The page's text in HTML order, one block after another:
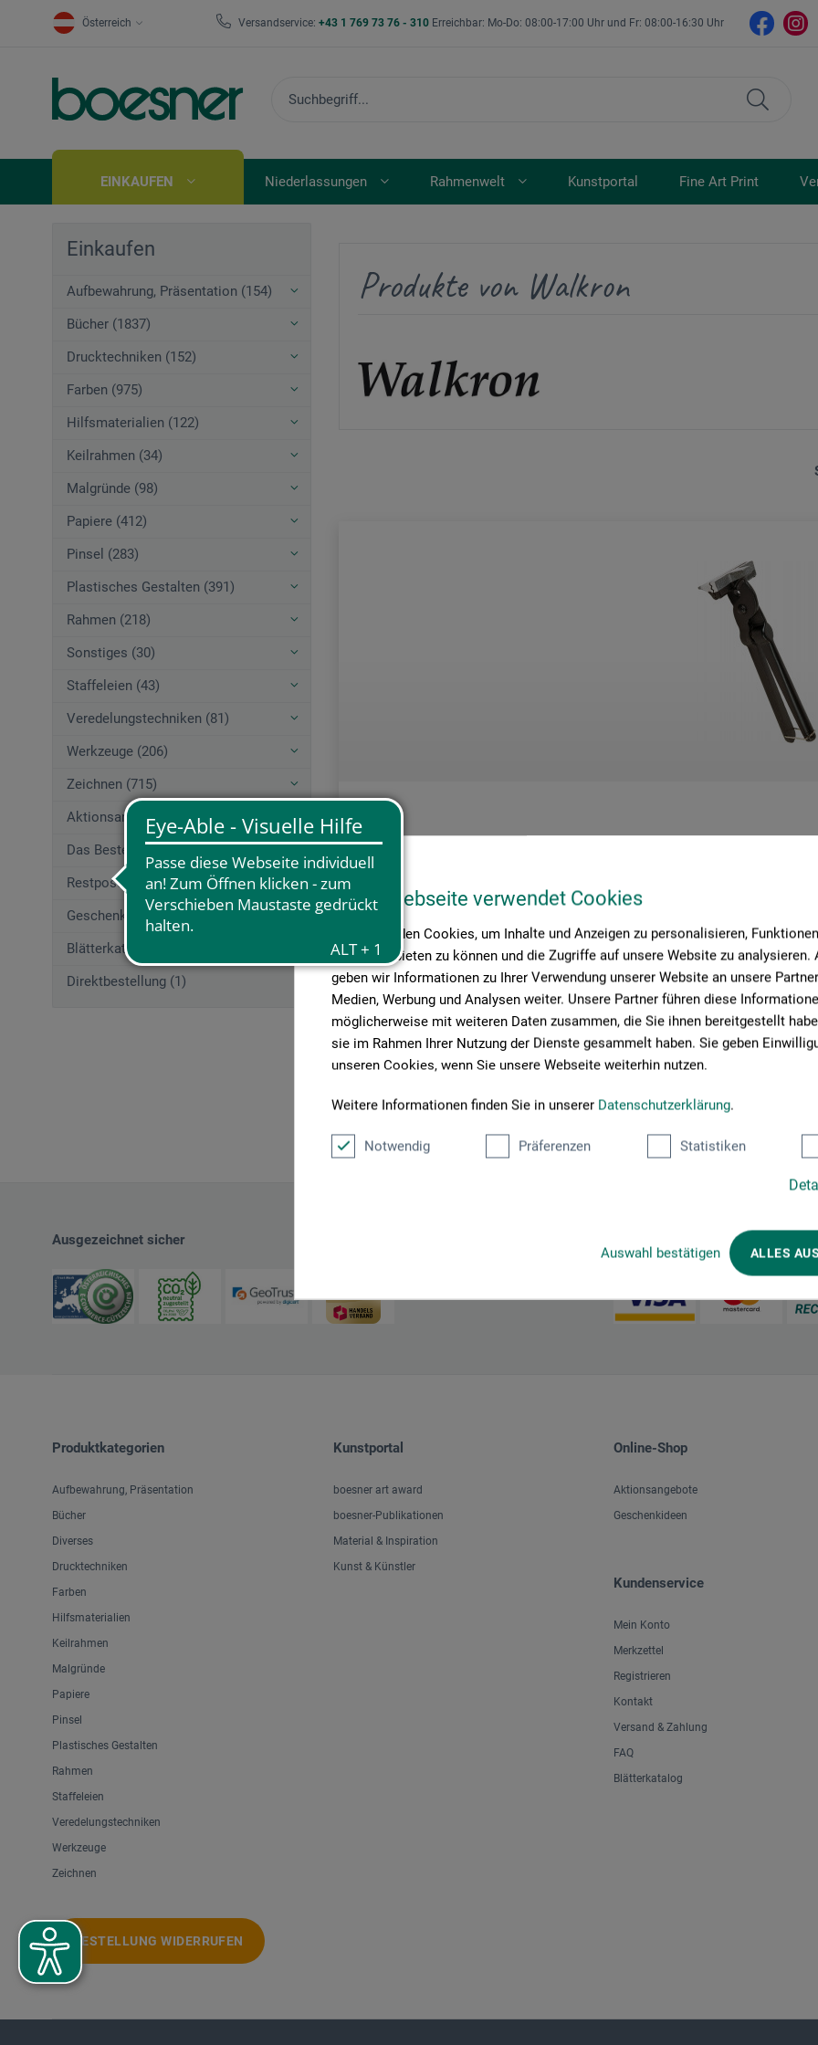
Diese Webseite verwendet Cookies
Wir verwenden Cookies, um Inhalte und Anzeigen zu personalisieren,
Medien anbieten zu können und die Zugriffe auf unsere Website zu analysieren.
geben wir Informationen zu Ihrer Verwendung unserer Website an unsere
Medien, Werbung und Analysen weiter. Unsere Partner führen diese
möglicherweise mit weiteren Daten zusammen, die Sie ihnen bereitgestellt
sie im Rahmen Ihrer Nutzung der Dienste gesammelt haben. Sie geben
unseren Cookies, wenn Sie unsere Webseite weiterhin nutzen.
Weitere Informationen finden Sie in unserer Datenschutzerklärung.
Notwendig Präferenzen Statistiken
Auswahl bestätigen ALLES
Österreich Versandservice: +43 1 769 73 76 - 310 Erreichbar: Mo-Do: 08:00-17:00 Uhr und Fr: 08:00-16:30 Uhr
EINKAUFEN Niederlassungen Rahmenwelt Kunstportal Fine Art Print
Einkaufen
Aufbewahrung, Präsentation (154)
Bücher (1837)
Drucktechniken (152)
Farben (975)
Hilfsmaterialien (122)
Keilrahmen (34)
Malgründe (98)
Papiere (412)
Pinsel (283)
Plastisches Gestalten (391)
Rahmen (218)
Sonstiges (30)
Staffeleien (43)
Veredelungstechniken (81)
Werkzeuge (206)
Zeichnen (715)
Aktionsangebote (44)
Das Beste von boesner (207)
Restposten (2)
Geschenkgutscheine (1)
Blätterkatalog (1)
Direktbestellung (1)
Produkte von Walkron
Walkron
29,95 EUR
zzgl. Versandkosten
Artikel pro Seite:
Ausgezeichnet sicher Zahlungsarten im Onlineshop
Produktkategorien
Aufbewahrung, Präsentation
Bücher
Diverses
Drucktechniken
Farben
Hilfsmaterialien
Keilrahmen
Malgründe
Papiere
Pinsel
Plastisches Gestalten
Rahmen
Staffeleien
Veredelungstechniken
Werkzeuge
Zeichnen
BESTELLUNG WIDERRUFEN
Kunstportal
boesner art award
boesner-Publikationen
Material & Inspiration
Kunst & Künstler
Online-Shop
Aktionsangebote
Geschenkideen
Kundenservice
Mein Konto
Merkzettel
Registrieren
Kontakt
Versand & Zahlung
FAQ
Blätterkatalog